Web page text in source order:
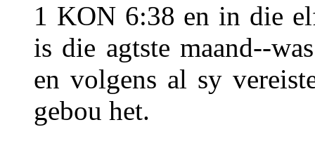
1 KON 6:38 en in die
is die agtste maand--
en volgens al sy
gebou het.